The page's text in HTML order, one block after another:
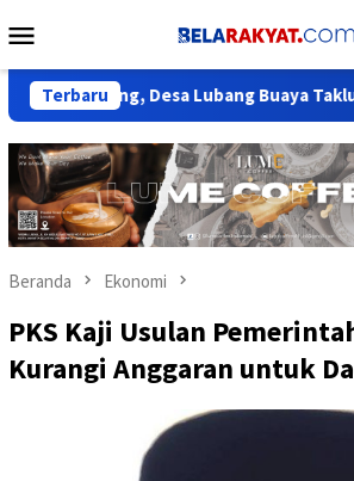
ke
Mobile
Terbaru
Desa Lubang Buaya Taklukkan Gerak
Beranda Ekonomi
PKS Kaji Usulan
Kurangi Anggaran untuk